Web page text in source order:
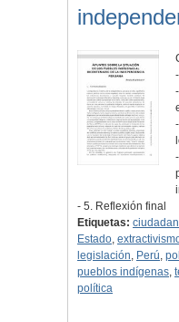
- 5. Reflexión final
Etiquetas:
Estado,
legislación, Perú,
pueblos indígenas,
política